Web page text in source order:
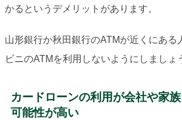
かるというデメリットがあります。
山形銀行か秋田銀行のATMが近くにある
ビニのATMを利用しないようにしましょ
カードローンの利用が会社や家
可能性が高い